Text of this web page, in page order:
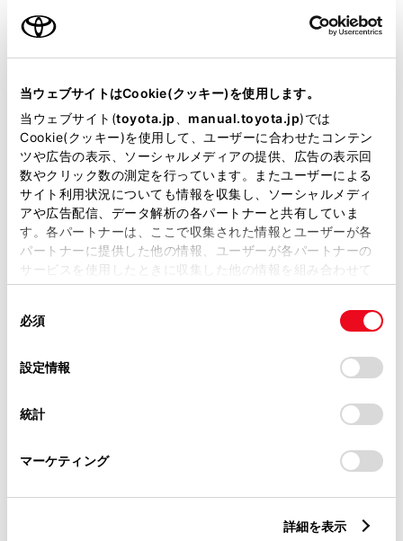
当ウェブサイトはCookie(クッキー)を使用します。
当ウェブサイト(toyota.jp manual.toyota.jp)では
Cookie(クッキー)を使用して、ユーザーに合わせたコンテン
ツや広告の表示、ソーシャルメディアの提供、広告の表示回
数やクリック数の測定を行っています。またユーザーによる
サイト利用状況についても情報を収集し、ソーシャルメディ
アや広告配信、データ解析の各パートナーと共有していま
す。各パートナーは、ここで収集された情報とユーザーが各
パートナーに提供した他の情報、ユーザーが各パートナーの
サービスを使用したときに収集した他の情報を組み合わせて
使用することがあります。当ウェブサイトの使用を続行する
デバイスにすべてのCookie(クッキー)が保存されることに同
意したことになります。Cookie(クッキー)のオプトアウト、
設定の変更、同意を撤回したりするにあたっては、当社の
「Cookie（クッキー）情報の取り扱いについて
」をご覧くだ
必須
設定情報
統計
マーケティング
詳細を表示
リモコンスターター
ETC
※ セットアップ費用は別途申し受けます
サポカー
Toyota Safety Sense・Lexus Safety Systemのﾌﾟﾘｸﾗｯｼｭｾｰﾌﾃｨ